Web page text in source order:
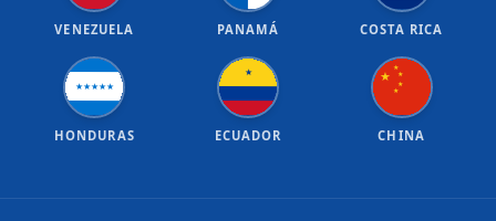
VENEZUELA PANAMÁ COSTA RICA
★★★★★
HONDURAS
★
ECUADOR
★
★
★
★
★
CHINA